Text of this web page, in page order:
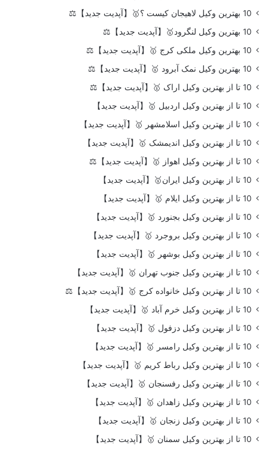
10 بهترین وکیل لاهیجان کیست ؟🥇【آپدیت جدید】⚖️
10 بهترین وکیل لنگرود🥇【آپدیت جدید】⚖️
10 بهترین وکیل ملکی کرج 🥇【آپدیت جدید】⚖️
10 بهترین وکیل نمک آبرود 🥇【آپدیت جدید】⚖️
10 تا از بهترین وکیل اراک 🥇【آپدیت جدید】⚖️
10 تا از بهترین وکیل اردبیل 🥇【آپدیت جدید】
10 تا از بهترین وکیل اسلامشهر 🥇【آپدیت جدید】
10 تا از بهترین وکیل اندیمشک 🥇【آپدیت جدید】
10 تا از بهترین وکیل اهواز 🥇【آپدیت جدید】⚖️
10 تا از بهترین وکیل ایران🥇【آپدیت جدید】
10 تا از بهترین وکیل ایلام 🥇【آپدیت جدید】
10 تا از بهترین وکیل بجنورد 🥇【آپدیت جدید】
10 تا از بهترین وکیل بروجرد 🥇【آپدیت جدید】
10 تا از بهترین وکیل بوشهر 🥇【آپدیت جدید】
10 تا از بهترین وکیل جنوب تهران 🥇【آپدیت جدید】
10 تا از بهترین وکیل خانواده کرج 🥇【آپدیت جدید】⚖️
10 تا از بهترین وکیل خرم آباد 🥇【آپدیت جدید】
10 تا از بهترین وکیل دزفول 🥇【آپدیت جدید】
10 تا از بهترین وکیل رامسر 🥇【آپدیت جدید】
10 تا از بهترین وکیل رباط کریم 🥇【آپدیت جدید】
10 تا از بهترین وکیل رفسنجان 🥇【آپدیت جدید】
10 تا از بهترین وکیل زاهدان 🥇【آپدیت جدید】
10 تا از بهترین وکیل زنجان 🥇【آپدیت جدید】
10 تا از بهترین وکیل سمنان 🥇【آپدیت جدید】